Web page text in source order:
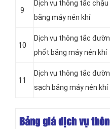
9
Dịch vụ thông tắc
bằng máy nén khí
10
Dịch vụ thông tắc
phốt bằng máy nén khí
11
Dịch vụ thông tắc
sạch bằng máy nén khí
Bảng giá dịch vụ